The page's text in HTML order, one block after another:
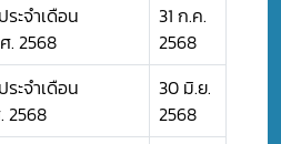
ะจำเดือน
. 2568
31 ก.ค.
2568
ะจำเดือน
2568
30 มิ.ย.
2568